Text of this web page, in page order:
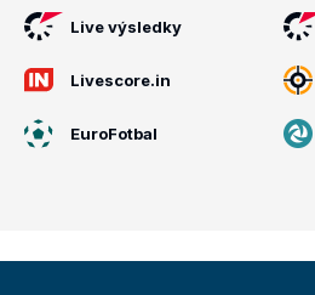
Live výsledky
Livescore.in
EuroFotbal